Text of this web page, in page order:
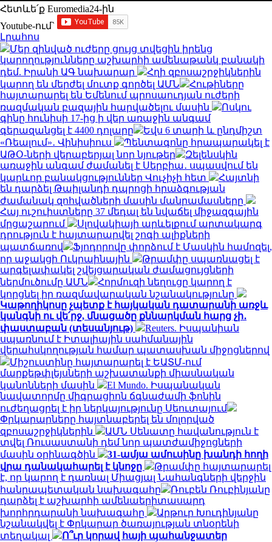
Հետևե՛ք Euromedia24-ին
Youtube-ում`
Լրահոս
Մեր զինված ուժերը ցույց տվեցին իրենց
կարողությունները աշխարհի ամենաթանկ բանակի
դեմ. Իրանի ԱԳ նախարար
Հղի զբոսաշրջիկներին
կարող են մերժել մուտք գործել ԱՄՆ
Հութիները
հայտարարել են Եմենում պրոսաուդյան ուժերի
ռազմական բազային հարվածելու մասին
Ոսկու
գինը հունիսի 17-ից ի վեր առաջին անգամ
գերազանցել է 4400 դոլարը
Եվս 6 տարի և ընդմիշտ
«Ռեալում»․ Վինիսիուս
Պենտագոնը հրապարակել է
ԱԹՕ-ների վերաբերյալ նոր նյութեր
Զելենսկին
առաջին անգամ ժամանել է Սերբիա․ սպասվում են
կարևոր բանակցություններ Վուչիչի հետ
Հայտնի
են դարձել Թաիլանդի դպրոցի հրաձգության
ժամանակ զոհվածների մասին մանրամասները
Հայ ուշուիստները 37 մեդալ են նվաճել միջազգային
մրցաշարում
Սլովակիայի արևելքում արտակարգ
դրություն է հայտարարվել շոգի ալիքների
պատճառով
Ֆյոդորովը փորձում է Մասկին համոզել,
որ աջակցի Ուկրաինային
Թրամփը սպառնացել է
արգելափակել շվեյցարական ժամացույցների
ներմուծումը ԱՄՆ
Հորմուզի նեղուցը կարող է
կորցնել իր ռազմավարական նշանակությունը
Կաթողիկոսը չպետք է հայկական դատարանի առջև
կանգնի ու վե՛րջ, մնացածը քննարկման հարց չի․
փաստաբան (տեսանյութ)
Reuters. Իսպանիան
սպառնում է Իտալիային սահմանային
վերահսկողության համար պատասխան միջոցներով
Միշուստինը հայտարարել է ԵԱՏՄ-ում
մարքեթփլեյսների աշխատանքի միասնական
կանոնների մասին
El Mundo. Իսպանական
նավատորմը միգրացիոն ճգնաժամի ֆոնին
ուժեղացրել է իր ներկայությունը Սեուտայում
Փրկարարները հայտնաբերել են մոլորված
զբոսաշրջիկներին
ԱՄՆ Սենատը հավանություն է
տվել Ռուսաստանի դեմ նոր պատժամիջոցների
մասին օրինագծին
31-ամյա ամուսինը խանդի հողի
վրա դանակահարել է կնոջը
Թրամփը հայտարարել
է, որ կարող է դառնալ Միացյալ Նահանգների վերջին
հանրապետական ​​նախագահը
Ռուբեն Ռուբինյանը
դարձել է աշխարհի ամենաերիտասարդ
խորհրդարանի նախագահը
Արթուր Խուդինյանը
նշանակվել է Փրկարար ծառայության տնօրենի
տեղակալ
Ո՞ւր կորավ հայի պահանջատեր